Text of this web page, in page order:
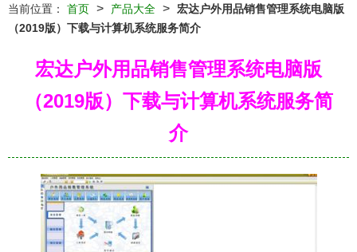
当前位置： 首页 > 产品大全 >
宏达户外用品销售管理系统电脑版
（2019版）下载与计算机系统服务简介
宏达户外用品销售管理系统电脑版
（2019版）下载与计算机系统服务简
介